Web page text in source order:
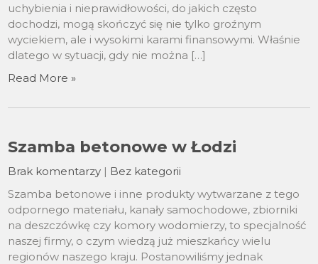
uchybienia i nieprawidłowości, do jakich często
dochodzi, mogą skończyć się nie tylko groźnym
wyciekiem, ale i wysokimi karami finansowymi. Właśnie
dlatego w sytuacji, gdy nie można […]
Read More »
Szamba betonowe w Łodzi
Brak komentarzy | Bez kategorii
Szamba betonowe i inne produkty wytwarzane z tego
odpornego materiału, kanały samochodowe, zbiorniki
na deszczówkę czy komory wodomierzy, to specjalność
naszej firmy, o czym wiedzą już mieszkańcy wielu
regionów naszego kraju. Postanowiliśmy jednak